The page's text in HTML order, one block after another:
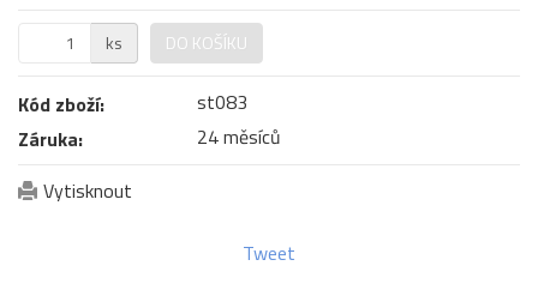
ks DO KOŠÍKU
Kód zboží:
st083
Záruka:
24 měsíců
Vytisknout
Tweet